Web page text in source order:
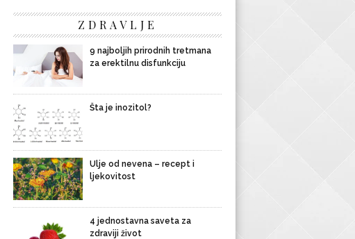
ZDRAVLJE
9 najboljih prirodnih tretmana
za erektilnu disfunkciju
Šta je inozitol?
Ulje od nevena – recept i
ljekovitost
4 jednostavna saveta za
zdraviji život